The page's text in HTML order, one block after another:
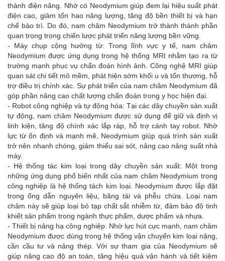
thành điện năng. Nhờ có Neodymium giúp đem lại hiệu suất phát
điện cao, giảm tổn hao năng lượng, tăng độ bền thiết bị và hạn
chế bảo trì. Do đó, nam châm Neodymium trở thành thành phần
quan trọng trong chiến lược phát triển năng lượng bền vững.
- Máy chụp cộng hưởng từ: Trong lĩnh vực y tế, nam châm
Neodymium được ứng dụng trong hệ thống MRI nhằm tạo ra từ
trường mạnh phục vụ chẩn đoán hình ảnh. Công nghệ MRI giúp
quan sát chi tiết mô mềm, phát hiện sớm khối u và tổn thương, hỗ
trợ điều trị chính xác. Sự phát triển của nam châm Neodymium đã
góp phần nâng cao chất lượng chẩn đoán trong y học hiện đại.
- Robot công nghiệp và tự động hóa: Tại các dây chuyền sản xuất
tự động, nam châm Neodymium được sử dụng để giữ và định vị
linh kiện, tăng độ chính xác lắp ráp, hỗ trợ cánh tay robot. Nhờ
lực từ ổn định và mạnh mẽ, Neodymium giúp quá trình sản xuất
trở nên nhanh chóng, giảm thiểu sai sót, nâng cao năng suất nhà
máy.
- Hệ thống tác kim loại trong dây chuyền sản xuất: Một trong
những ứng dụng phổ biến nhất của nam châm Neodymium trong
công nghiệp là hệ thống tách kim loại. Neodymium được lắp đặt
trong ống dẫn nguyên liệu, băng tải và phễu chứa. Loại nam
châm này sẽ giúp loại bỏ tạp chất sắt nhiễm từ, đảm bảo độ tinh
khiết sản phẩm trong ngành thực phẩm, dược phẩm và nhựa.
- Thiết bị nâng hạ công nghiệp: Nhờ lực hút cực mạnh, nam châm
Neodymium được dùng trong hệ thống vận chuyển kim loại nặng,
cần cầu tư và nâng thép. Với sự tham gia của Neodymium sẽ
giúp nâng cao độ an toàn, tăng hiệu quả vận hành và tiết kiệm